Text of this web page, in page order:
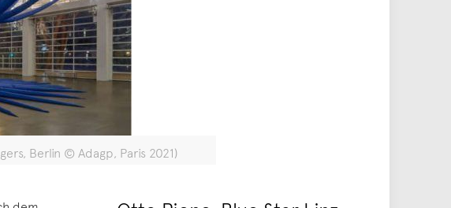
Berlin © Adagp, Paris 2021)